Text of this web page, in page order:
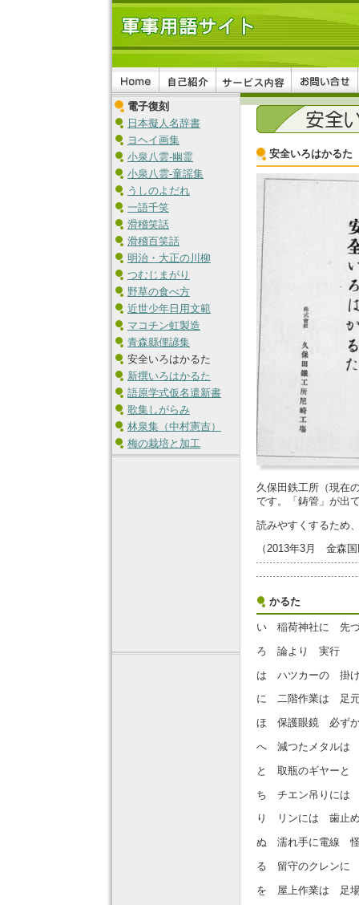
電子復刻
日本擬人名辞書
ヨヘイ画集
小泉八雲-幽霊
小泉八雲-童謡集
うしのよだれ
一語千笑
滑稽笑話
滑稽百笑話
明治・大正の川柳
つむじまがり
野草の食べ方
近世少年日用文範
マコチン虹製造
青森縣俚諺集
安全いろはかるた
新撰いろはかるた
語原学式仮名遣新書
歌集しがらみ
林泉集（中村憲吉）
梅の栽培と加工
安全いろはかるた
久保田鉄工所（現在
です。「鋳管」が出
読みやすくするため
（2013年3月 金森
かるた
い 稲荷神社に 先
ろ 論より 実行
は ハツカーの 掛け
に 二階作業は 足
ほ 保護眼鏡 必ずか
へ 減つたメタルは
と 取瓶のギヤーと
ち チエン吊りには
り リンには 歯止
ぬ 濡れ手に電線 怪
る 留守のクレンに
を 屋上作業は 足